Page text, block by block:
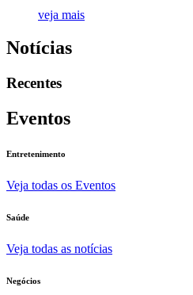
veja mais
Notícias
Recentes
Eventos
Entretenimento
Veja todas os Eventos
Saúde
Veja todas as notícias
Negócios